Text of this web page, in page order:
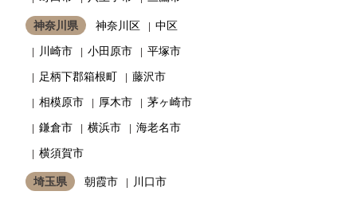
神奈川県 神奈川区
中区
川崎市
小田原市
平塚市
足柄下郡箱根町
藤沢市
相模原市
厚木市
茅ヶ崎市
鎌倉市
横浜市
海老名市
横須賀市
埼玉県 朝霞市
川口市